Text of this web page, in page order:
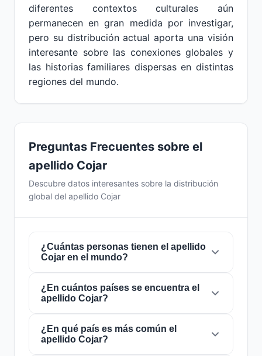
diferentes contextos culturales aún
permanecen en gran medida por investigar,
pero su distribución actual aporta una visión
interesante sobre las conexiones globales y
las historias familiares dispersas en distintas
regiones del mundo.
Preguntas Frecuentes sobre el
apellido Cojar
Descubre datos interesantes sobre la distribución
global del apellido Cojar
¿Cuántas personas tienen el apellido
Cojar en el mundo?
Actualmente hay aproximadamente11
personascon el apellido
mundo. Esto significa que aproximadamente 1
de cada727,272,727 personasen el mundo
lleva este apellido. Se encuentra presente en
¿En cuántos países se encuentra el
apellido Cojar?
El apellidoCojarestá presente en6 países
todo el mundo. Esto lo clasifica como un
¿En qué país es más común el
apellido Cojar?